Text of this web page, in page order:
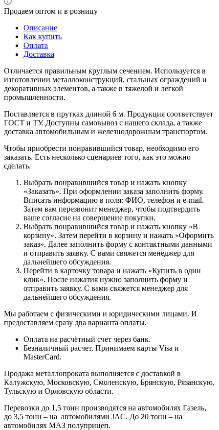
Продаем оптом и в розницу
Описание
Как купить
Оплата
Доставка
Отличается правильным круглым сечением. Используется в
изготовлении металлоконструкций, стальных ограждений и
декоративных элементов, а также в тяжелой и легкой
промышленности.
Поставляется в прутках длиной 6 м. Продукция соответствует
ГОСТ и ТУ. Доступны самовывоз с нашего склада, а также
доставка автомобильным и железнодорожным транспортом.
Чтобы приобрести понравившийся товар, необходимо его
заказать. Есть несколько сценариев того, как это можно
сделать.
Выбрать понравившийся товар и нажать кнопку
«Заказать». При оформлении заказа заполнить форму.
Вписать информацию в поля: ФИО, телефон и e-mail.
Затем вам перезвонит менеджер, чтобы подтвердить
ваше согласие на совершение покупки.
Выбрать понравившийся товар и нажать кнопку «В
корзину». Затем перейти в корзину и нажать «Оформить
заказ». Далее заполнить форму с контактными данными
и отправить заявку. С вами свяжется менеджер для
дальнейшего обсуждения.
Перейти в карточку товара и нажать «Купить в один
клик». После нажатия нужно заполнить форму и
отправить заявку. С вами свяжется менеджер для
дальнейшего обсуждения.
Мы работаем с физическими и юридическими лицами. И
предоставляем сразу два варианта оплаты.
Оплата на расчётный счет через банк.
Безналичный расчет. Принимаем карты Visa и
MasterCard.
Продажа металлопроката выполняется с доставкой в
Калужскую, Московскую, Смоленскую, Брянскую, Рязанскую,
Тульскую и Орловскую области.
Перевозки до 1,5 тонн производятся на автомобилях Газель,
до 3,5 тонн – на автомобилями JAC. До 20 тонн – на
автомобилях МАЗ полуприцеп.